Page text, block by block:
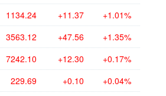
1134.24 +11.37 +1.01%
3563.12 +47.56 +1.35%
7242.10 +12.30 +0.17%
229.69 +0.10 +0.04%